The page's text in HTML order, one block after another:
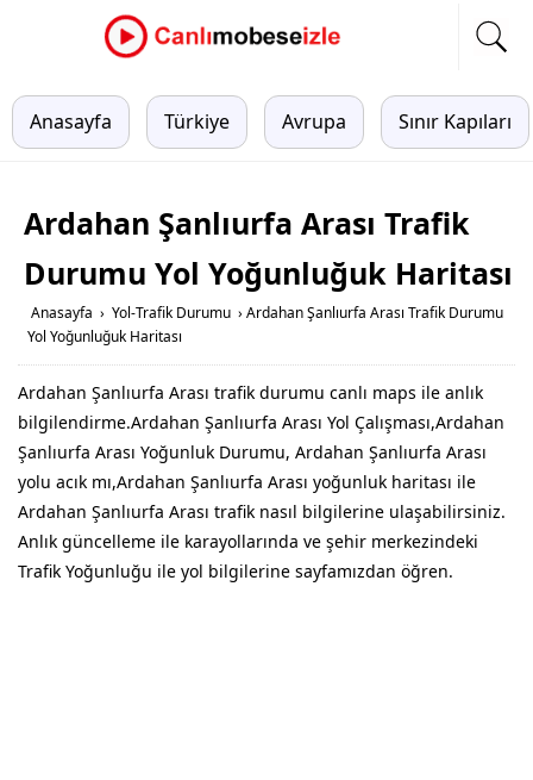
Anasayfa Türkiye Avrupa Sınır Kapıları
Ardahan Şanlıurfa Arası Trafik
Durumu Yol Yoğunluğuk Haritası
Anasayfa › Yol-Trafik Durumu › Ardahan Şanlıurfa Arası Trafik Durumu
Yol Yoğunluğuk Haritası
Ardahan Şanlıurfa Arası trafik durumu canlı maps ile anlık
bilgilendirme.Ardahan Şanlıurfa Arası Yol Çalışması,Ardahan
Şanlıurfa Arası Yoğunluk Durumu, Ardahan Şanlıurfa Arası
yolu acık mı,Ardahan Şanlıurfa Arası yoğunluk haritası ile
Ardahan Şanlıurfa Arası trafik nasıl bilgilerine ulaşabilirsiniz.
Anlık güncelleme ile karayollarında ve şehir merkezindeki
Trafik Yoğunluğu ile yol bilgilerine sayfamızdan öğren.